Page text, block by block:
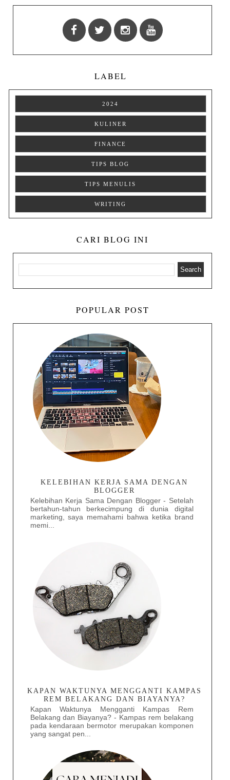
LABEL
2024
KULINER
FINANCE
TIPS BLOG
TIPS MENULIS
WRITING
CARI BLOG INI
POPULAR POST
KELEBIHAN KERJA SAMA DENGAN
BLOGGER
Kelebihan Kerja Sama Dengan Blogger - Setelah
bertahun-tahun berkecimpung di dunia digital
marketing, saya memahami bahwa ketika brand
memi...
KAPAN WAKTUNYA MENGGANTI KAMPAS
REM BELAKANG DAN BIAYANYA?
Kapan Waktunya Mengganti Kampas Rem
Belakang dan Biayanya? - Kampas rem belakang
pada kendaraan bermotor merupakan komponen
yang sangat pen...